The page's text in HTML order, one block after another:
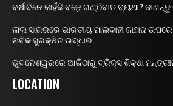
ବର୍ଷାଦିନେ କାହିଁକି ବଢ଼େ ଗଣ୍ଠିବାତ ବ୍ୟଥା? ଜାଣନ୍ତୁ
ଲାଲ ସାଗରରେ ଭାରତୀୟ ମାଲବାହୀ ଜାହାଜ
ନାବିକ ସୁରକ୍ଷିତ ଉଦ୍ଧାର
ଭୁବନେଶ୍ୱରରେ ଆଜିଠାରୁ ବ୍ରିକ୍ସ ଶିକ୍ଷା
LOCATION